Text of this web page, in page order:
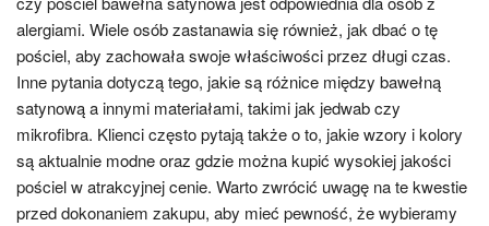
alergiami. Wiele osób zastanawia się również, jak dbać o tę
pościel, aby zachowała swoje właściwości przez długi czas.
Inne pytania dotyczą tego, jakie są różnice między bawełną
satynową a innymi materiałami, takimi jak jedwab czy
mikrofibra. Klienci często pytają także o to, jakie wzory i kolory
są aktualnie modne oraz gdzie można kupić wysokiej jakości
pościel w atrakcyjnej cenie. Warto zwrócić uwagę na te kwestie
przed dokonaniem zakupu, aby mieć pewność, że wybieramy